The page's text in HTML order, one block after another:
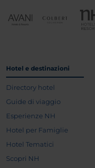
Hotel e destinazioni
Directory hotel
Guide di viaggio
Esperienze NH
Hotel per Famiglie
Hotel Tematici
Scopri NH